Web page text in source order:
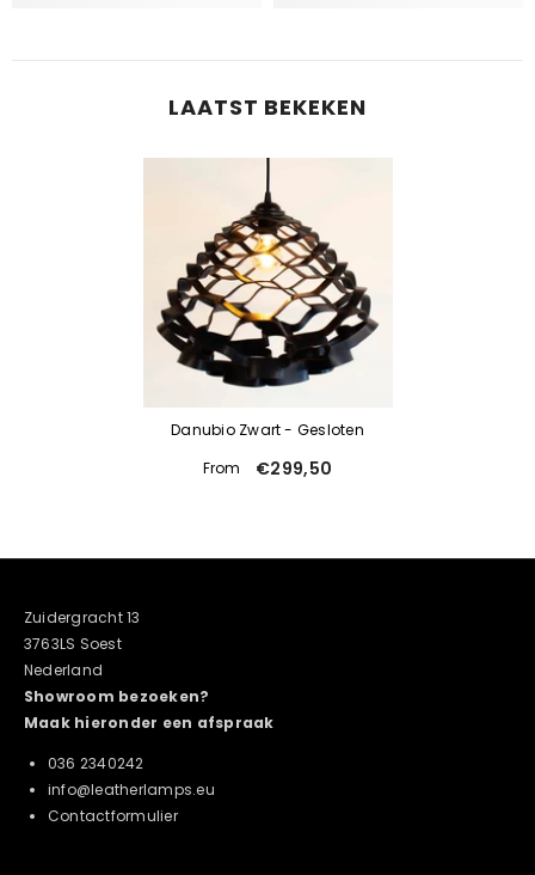
LAATST BEKEKEN
Danubio Zwart - Gesloten
From
€299,50
Zuidergracht 13
3763LS Soest
Nederland
Showroom bezoeken?
Maak hieronder een afspraak
036 2340242
info@leatherlamps.eu
Contactformulier